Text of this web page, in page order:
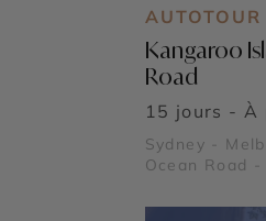
AUTOTOUR
Kangaroo
Road
15 jours - À
Sydney -
Ocean Road